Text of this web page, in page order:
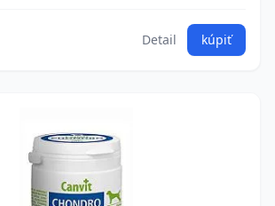
Detail kúpiť